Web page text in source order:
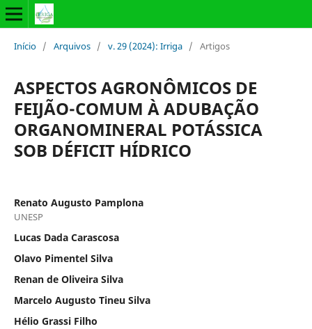
Início / Arquivos / v. 29 (2024): Irriga / Artigos
ASPECTOS AGRONÔMICOS DE
FEIJÃO-COMUM À ADUBAÇÃO
ORGANOMINERAL POTÁSSICA
SOB DÉFICIT HÍDRICO
Renato Augusto Pamplona
UNESP
Lucas Dada Carascosa
Olavo Pimentel Silva
Renan de Oliveira Silva
Marcelo Augusto Tineu Silva
Hélio Grassi Filho